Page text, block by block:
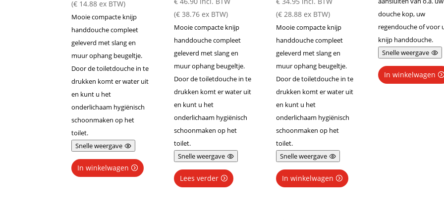
(€ 14.88 ex BTW)
Mooie compacte knijp
handdouche compleet
geleverd met slang en
muur ophang beugeltje.
Door de toiletdouche in te
drukken komt er water uit
en kunt u het
onderlichaam hygiënisch
schoonmaken op het
toilet.
Snelle weergave
In winkelwagen
(€38.76ex BTW)
Mooie compacte knijp
handdouche compleet
geleverd met slang en
muur ophang beugeltje.
Door de toiletdouche in te
drukken komt er water uit
en kunt u het
onderlichaam hygiënisch
schoonmaken op het
toilet.
Snelle weergave
Lees verder
(€ 28.88 ex BTW)
Mooie compacte knijp
handdouche compleet
geleverd met slang en
muur ophang beugeltje.
Door de toiletdouche in te
drukken komt er water uit
en kunt u het
onderlichaam hygiënisch
schoonmaken op het
toilet.
Snelle weergave
In winkelwagen
douche kop, uw
regendouche of voor
knijp handdouche.
Snelle weergave
In winkelwagen